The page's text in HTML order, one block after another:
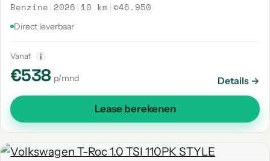
Benzine | 2026 | 10 km |€46.950
Direct leverbaar
Vanaf i
€538 p/mnd Details →
Lease berekenen